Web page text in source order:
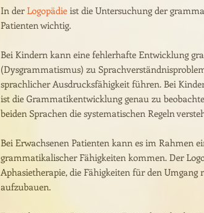
In derLogopädie ist die Untersuchung der
Patienten wichtig.
Bei Kindern kann eine fehlerhafte Entwicklung
(Dysgrammatismus) zu
sprachlicher Ausdrucksfähigkeit führen. Bei
ist die Grammatikentwicklung genau zu
beiden Sprachen die systematischen Regeln
Bei Erwachsenen Patienten kann es im Rahmen
grammatikalischer Fähigkeiten kommen. Der
Aphasietherapie, die Fähigkeiten für den Umgang
aufzubauen.